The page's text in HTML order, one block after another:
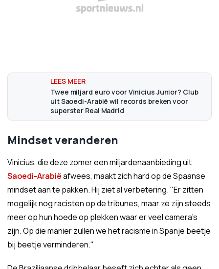
Twee miljard euro voor Vinicius Junior? Club
uit Saoedi-Arabië wil records breken voor
superster Real Madrid
Mindset veranderen
Vinicius, die deze zomer een miljardenaanbieding uit
Saoedi-Arabiëafwees, maakt zich hard op de Spaanse
mindset aan te pakken. Hij ziet al verbetering. "Er zitten
mogelijk nog racisten op de tribunes, maar ze zijn steeds
meer op hun hoede op plekken waar er veel camera’s
zijn. Op die manier zullen we het racisme in Spanje beetje
bij beetje verminderen."